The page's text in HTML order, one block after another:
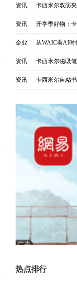
资讯 卡西米尔双防
资讯 开学季好物：
企业 从WAIC看AI时
资讯 卡西米尔磁吸
资讯 卡西米尔自粘
热点排行